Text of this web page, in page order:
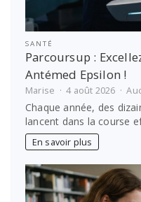
SANTÉ
Parcoursup :
Antémed Epsilon !
Marise 4 août 2026
Chaque année, des
lancent dans la course
En savoir plus